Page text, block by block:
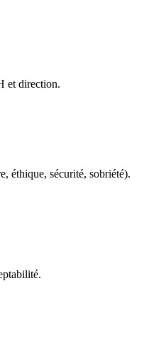
et direction.
éthique, sécurité, sobriété).